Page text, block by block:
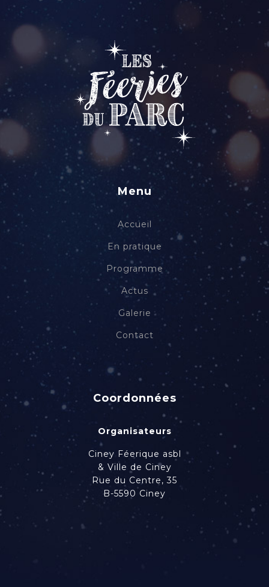
Menu
Accueil
En pratique
Programme
Actus
Galerie
Contact
Coordonnées
Organisateurs
Ciney Féerique asbl
& Ville de Ciney
Rue du Centre, 35
B-5590 Ciney